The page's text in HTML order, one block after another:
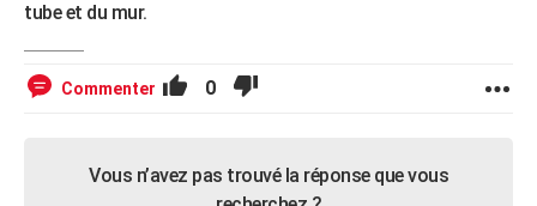
tube et du mur.
Commenter 0
Vous n’avez pas trouvé la réponse que vous